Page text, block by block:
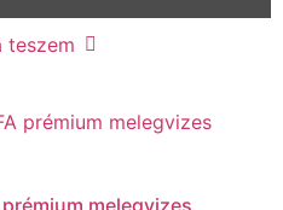
teszem